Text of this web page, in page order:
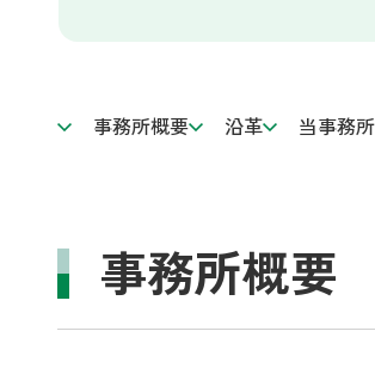
事務所概要 沿革 当事務
事務所概要